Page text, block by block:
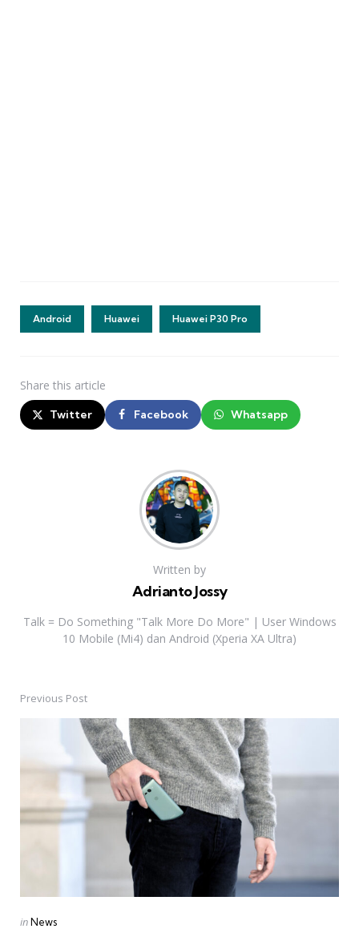
Android Huawei Huawei P30 Pro
Share this article
Twitter Facebook Whatsapp
Written by
Adrianto Jossy
Talk = Do Something "Talk More Do More" | User Windows
10 Mobile (Mi4) dan Android (Xperia XA Ultra)
Post
navigation
Previous Post
Posted
inNews